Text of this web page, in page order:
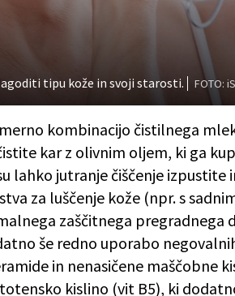
tipu kože in svoji starosti. FOTO:
kombinacijo čistilnega
kar z olivnim oljem, ki ga
lahko jutranje čiščenje
za luščenje kože (npr. s
zaščitnega pregradnega
še redno uporabo
in nenasičene maščobne
kislino (vit B5), ki